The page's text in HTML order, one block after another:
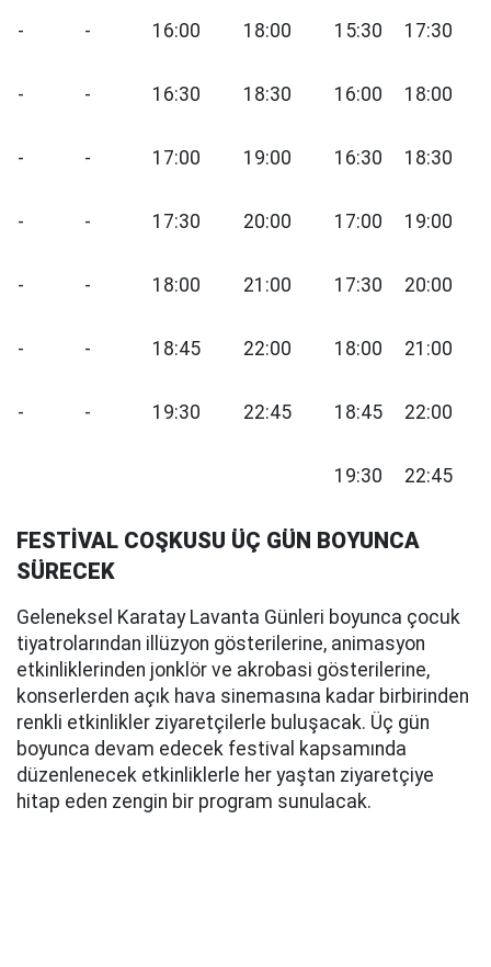
- - 16:00 18:00 15:30 17:30
- - 16:30 18:30 16:00 18:00
- - 17:00 19:00 16:30 18:30
- - 17:30 20:00 17:00 19:00
- - 18:00 21:00 17:30 20:00
- - 18:45 22:00 18:00 21:00
- - 19:30 22:45 18:45 22:00
19:30 22:45
FESTİVAL COŞKUSU ÜÇ GÜN BOYUNCA
SÜRECEK
Geleneksel Karatay Lavanta Günleri boyunca çocuk
tiyatrolarından illüzyon gösterilerine, animasyon
etkinliklerinden jonklör ve akrobasi gösterilerine,
konserlerden açık hava sinemasına kadar birbirinden
renkli etkinlikler ziyaretçilerle buluşacak. Üç gün
boyunca devam edecek festival kapsamında
düzenlenecek etkinliklerle her yaştan ziyaretçiye
hitap eden zengin bir program sunulacak.